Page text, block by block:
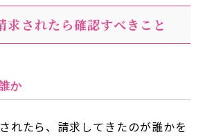
求されたら確認すべきこと
か
れたら、請求してきたのが誰かを